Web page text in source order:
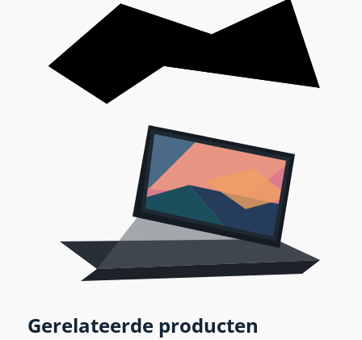
Gerelateerde producten